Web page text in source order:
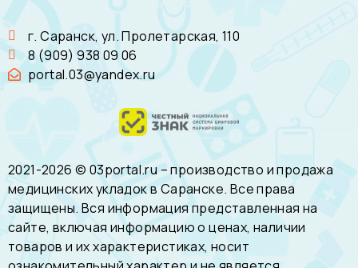
г. Саранск, ул. Пролетарская, 110
8 (909) 938 09 06
portal.03@yandex.ru
2021-2026 © 03portal.ru – производство и продажа
медицинских укладок в Саранске. Все права
защищены. Вся информация представленная на
сайте, включая информацию о ценах, наличии
товаров и их характеристиках, носит